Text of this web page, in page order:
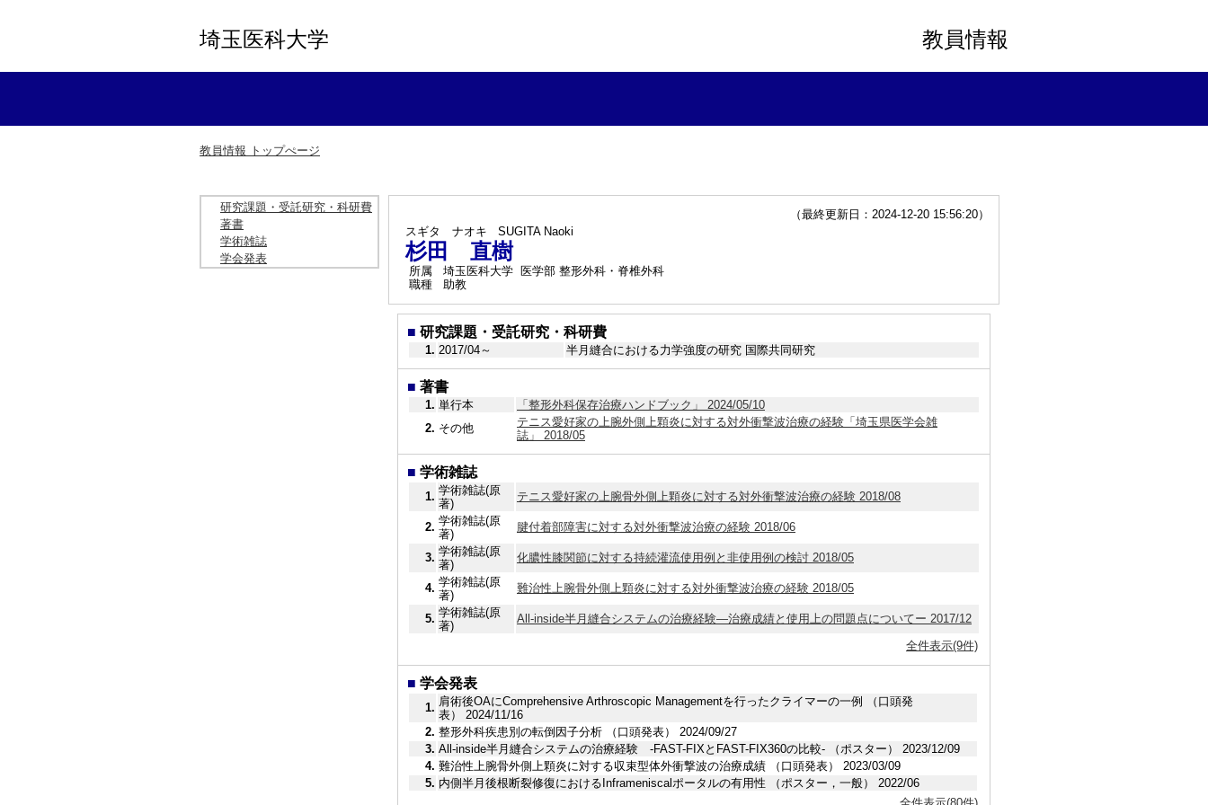
埼玉医科大学 教員情報
教員情報 トップぺージ
研究課題・受託研究・科研費
著書
学術雑誌
学会発表
（最終更新日：2024-12-20 15:56:20）
スギタ ナオキ
SUGITA Naoki
杉田 直樹
所属
埼玉医科大学 医学部 整形外科・脊椎外科
職種
助教
■ 研究課題・受託研究・科研費
1. 2017/04～ 半月縫合における力学強度の研究 国際共同研究
■ 著書
1. 単行本
「整形外科保存治療ハンドブック」 2024/05/10
2. その他
テニス愛好家の上腕外側上顆炎に対する対外衝撃波治療の経験「埼玉県医学会雑
誌」 2018/05
■ 学術雑誌
1. 学術雑誌(原
著)
テニス愛好家の上腕骨外側上顆炎に対する対外衝撃波治療の経験 2018/08
2. 学術雑誌(原
著)
腱付着部障害に対する対外衝撃波治療の経験 2018/06
3. 学術雑誌(原
著)
化膿性膝関節に対する持続灌流使用例と非使用例の検討 2018/05
4. 学術雑誌(原
著)
難治性上腕骨外側上顆炎に対する対外衝撃波治療の経験 2018/05
5. 学術雑誌(原
著)
All-inside半月縫合システムの治療経験―治療成績と使用上の問題点についてー 2017/12
全件表示(9件)
■ 学会発表
1. 肩術後OAにComprehensive Arthroscopic Managementを行ったクライマーの一例 （口頭発
表） 2024/11/16
2. 整形外科疾患別の転倒因子分析 （口頭発表） 2024/09/27
3. All-inside半月縫合システムの治療経験 -FAST-FIXとFAST-FIX360の比較- （ポスター） 2023/12/09
4. 難治性上腕骨外側上顆炎に対する収束型体外衝撃波の治療成績 （口頭発表） 2023/03/09
5. 内側半月後根断裂修復におけるInframeniscalポータルの有用性 （ポスター，一般） 2022/06